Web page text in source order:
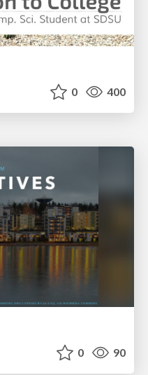
0 400
0 90